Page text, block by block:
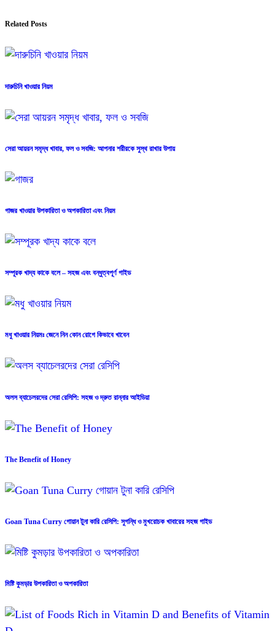
Related Posts
দারুচিনি খাওয়ার নিয়ম
সেরা আয়রন সমৃদ্ধ খাবার, ফল ও সবজি: আপনার শরীরকে সুস্থ রাখার উপায়
গাজর খাওয়ার উপকারিতা ও অপকারিতা এবং নিয়ম
সম্পূরক খাদ্য কাকে বলে – সহজ এবং বন্ধুত্বপূর্ণ গাইড
মধু খাওয়ার নিয়মঃ জেনে নিন কোন রোগে কিভাবে খাবেন
অলস ব্যাচেলরদের সেরা রেসিপি: সহজ ও দ্রুত রান্নার আইডিয়া
The Benefit of Honey
Goan Tuna Curry গোয়ান টুনা কারি রেসিপি: সুগন্ধি ও মুখরোচক খাবারের সহজ গাইড
মিষ্টি কুমড়ার উপকারিতা ও অপকারিতা